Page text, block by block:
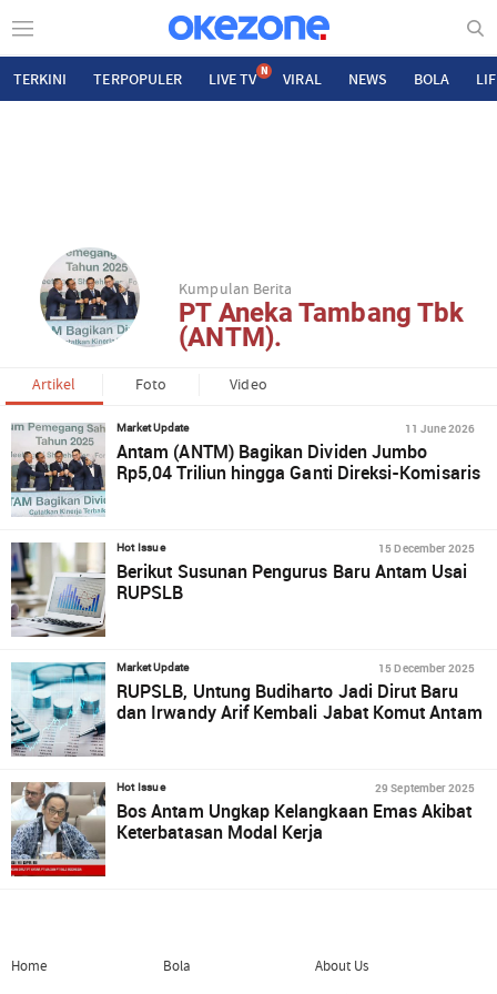
TERKINI TERPOPULER LIVE TV N VIRAL NEWS BOLA
Kumpulan Berita
PT Aneka Tambang Tbk
(ANTM).
Artikel Foto Video
Market Update 11 June 2026
Antam (ANTM) Bagikan Dividen Jumbo
Rp5,04 Triliun hingga Ganti Direksi-Komisaris
Hot Issue 15 December 2025
Berikut Susunan Pengurus Baru Antam Usai
RUPSLB
Market Update 15 December 2025
RUPSLB, Untung Budiharto Jadi Dirut Baru
dan Irwandy Arif Kembali Jabat Komut Antam
Hot Issue 29 September 2025
Bos Antam Ungkap Kelangkaan Emas Akibat
Keterbatasan Modal Kerja
Home
Bola
About Us